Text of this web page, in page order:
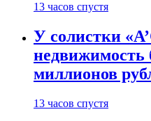
13 часов спустя
У солистки
недвижимость
миллионов
13 часов спустя